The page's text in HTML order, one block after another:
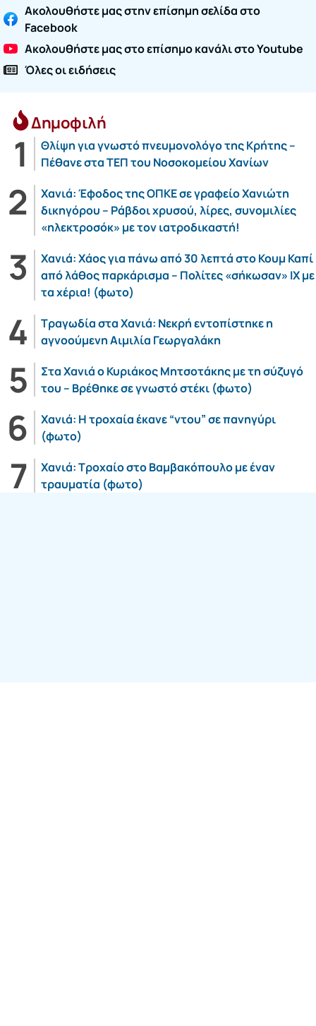
Ακολουθήστε μας στην επίσημη σελίδα στο
Facebook
Ακολουθήστε μας στο επίσημο κανάλι στο Youtube
Όλες οι ειδήσεις
Δημοφιλή
Θλίψη για γνωστό πνευμονολόγο της Κρήτης –
Πέθανε στα ΤΕΠ του Νοσοκομείου Χανίων
Χανιά: Έφοδος της ΟΠΚΕ σε γραφείο Χανιώτη
δικηγόρου – Ράβδοι χρυσού, λίρες, συνομιλίες
«ηλεκτροσόκ» με τον ιατροδικαστή!
Χανιά: Χάος για πάνω από 30 λεπτά στο Κουμ Καπί
από λάθος παρκάρισμα – Πολίτες «σήκωσαν» ΙΧ με
τα χέρια! (φωτο)
Τραγωδία στα Χανιά: Νεκρή εντοπίστηκε η
αγνοούμενη Αιμιλία Γεωργαλάκη
Στα Χανιά ο Κυριάκος Μητσοτάκης με τη σύζυγό
του – Βρέθηκε σε γνωστό στέκι (φωτο)
Χανιά: Η τροχαία έκανε “ντου” σε πανηγύρι
(φωτο)
Χανιά: Τροχαίο στο Βαμβακόπουλο με έναν
τραυματία (φωτο)